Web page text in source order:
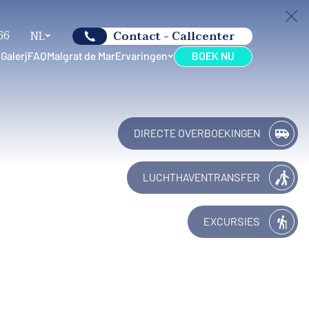
NL Contact - Callcenter
GalerijFAQMalgrat de MarErvaringen BOEK NU
DIRECTE OVERBOEKINGEN
EXCURSIES
LUCHTHAVENTRANSFER